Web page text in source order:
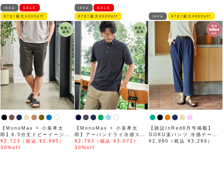
ikka SALE
ﾓｱｵﾌ最大4000off
【MonoMax × 小泉孝太
郎】6.5分丈ドビーイージー
ハーフパンツ「小泉孝太郎さ
ん着用モデル」
¥2,723（税込 ¥2,995）
30%off
ikka SALE
ﾓｱｵﾌ最大4000off
【MonoMax × 小泉孝太
郎】アーバンドライ冷感スイ
スボタンダウンポロシャツ
「小泉孝太郎さん着用モデ
¥2,793（税込 ¥3,072）
30%off
ikka ﾓｱｵﾌ最大4000off
【雑誌InRed6月号掲載】
GOKU楽パンツ 冷感テーパ
ード【接触冷感】
¥2,990（税込 ¥3,289）